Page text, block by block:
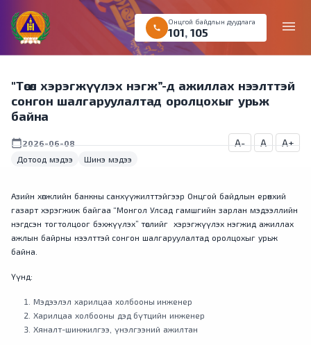
menu
call
Онцгой байдлын дуудлага
101 ,105
"Төсөл хэрэгжүүлэх нэгж”-д ажиллах нээлттэй
сонгон шалгаруулалтад оролцохыг урьж
байна
calendar_today2026-06-08
Дотоод мэдээ
Шинэ мэдээ
A- A A+
Азийн хөгжлийн банкны санхүүжилттэйгээр Онцгой байдлын ерөнхий
газарт хэрэгжиж байгаа “Монгол Улсад гамшгийн зарлан мэдээллийн
нэгдсэн тогтолцоог бэхжүүлэх” төслийг хэрэгжүүлэх нэгжид ажиллах
ажлын байрны нээлттэй сонгон шалгаруулалтад оролцохыг урьж
байна.
Үүнд:
Мэдээлэл харилцаа холбооны инженер
Харилцаа холбооны дэд бүтцийн инженер
Хяналт-шинжилгээ, үнэлгээний ажилтан